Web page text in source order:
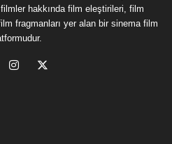
hakkında film eleştirileri, film
fragmanları yer alan bir sinema film